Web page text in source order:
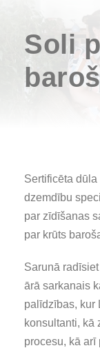
Soli
Sertificēta
dzemdību
par zīdīšanas
par krūts
Sarunā
ārā sarkanais
palīdzības, kur
konsultanti, kā
procesu, kā arī